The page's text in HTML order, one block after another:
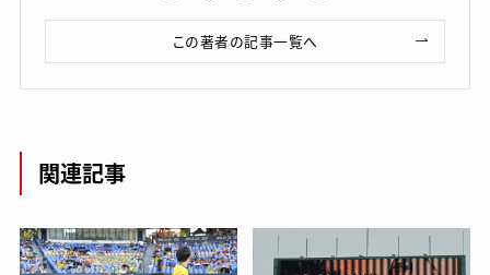
この著者の記事一覧へ
関連記事